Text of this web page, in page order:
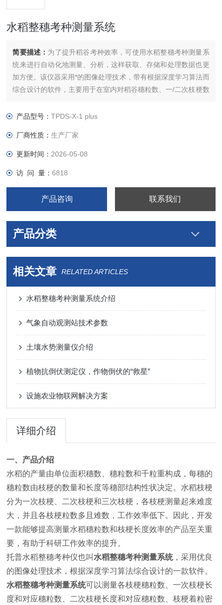
水稻整穗考种测量系统
简要描述： 为了提升稻谷考种效率，可使用水稻整穗考种测量系
统来进行自动化地测量、分析，这样获取、存储和处理数据也更
加方便。该仪器采用*的图像处理技术，带有根据深度学习算法而
综合设计的软件，主要用于在室内对稻谷穗粒数、一/二次枝梗数
育，为各农科院、高校、育种公司、种子站等提供良好的检测工
产品型号：TPDS-X-1 plus
厂商性质：生产厂家
更新时间： 2026-05-08
访 问 量：6818
产品咨询 联系我们
产品分类
相关文章 RELATED ARTICLES
水稻整穗考种测量系统介绍
气象自动观测站技术参数
土壤水势测量仪介绍
植物抗倒伏测定仪，作物倒伏的“救星”
设施农业物联网解决方案
详细介绍
一、产品介绍
水稻的产量由单位面积穗数、穗粒数和千粒重构成，每穗的
穗粒数由枝梗的数量和长度等穗部结构性状决定。水稻枝梗
分为一次枝梗、二次枝梗和三次枝梗，各枝梗测量起来难度
大，并且各枝梗粒数多且难数，工作效率低下。因此，开发
一款能够提高测量水稻穗粒数和枝梗长度效率的产品至关重
要，有助于科研工作效率的提升。
托普水稻整穗考种仪也叫 水稻整穗考种测量系统，采用优良
的图像处理技术，根据深度学习算法综合设计的一款软件。
水稻整穗考种测量系统可以测量各枝梗穗粒数、一次枝梗长
度和对应穗粒数、二次枝梗长度和对应穗粒数、枝梗着粒密